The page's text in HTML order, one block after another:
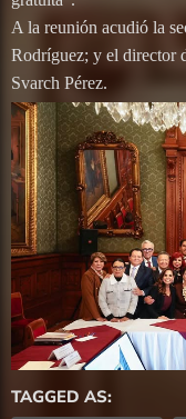
A la reunión acudió la
Rodríguez; y el director
Svarch Pérez.
TAGGED AS: